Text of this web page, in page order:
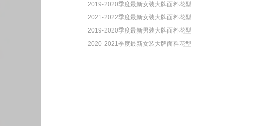
2019-2020季度最新女装大牌面料花型
2021-2022季度最新女装大牌面料花型
2019-2020季度最新男装大牌面料花型
2020-2021季度最新女装大牌面料花型